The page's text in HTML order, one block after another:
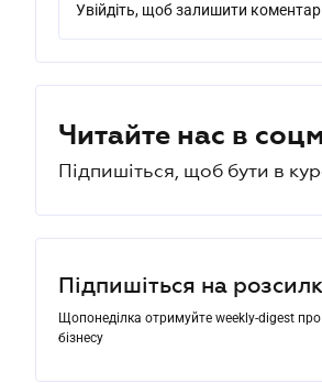
Увійдіть, щоб залишити коментар
Читайте нас в
Підпишіться, щоб бути в
Підпишіться на
Щопонеділка отримуйте weekly-digest про
бізнесу